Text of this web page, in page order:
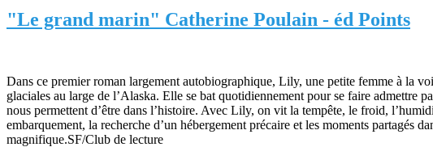
"Le grand marin" Catherine Poulain - éd Points
Dans ce premier roman largement autobiographique, Lily, une petite femme à la
glaciales au large de l’Alaska. Elle se bat quotidiennement pour se faire admettre
nous permettent d’être dans l’histoire. Avec Lily, on vit la tempête, le froid,
embarquement, la recherche d’un hébergement précaire et les moments partagés
magnifique.SF/Club de lecture